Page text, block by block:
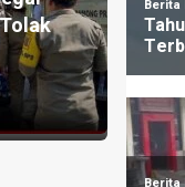
Pembelian